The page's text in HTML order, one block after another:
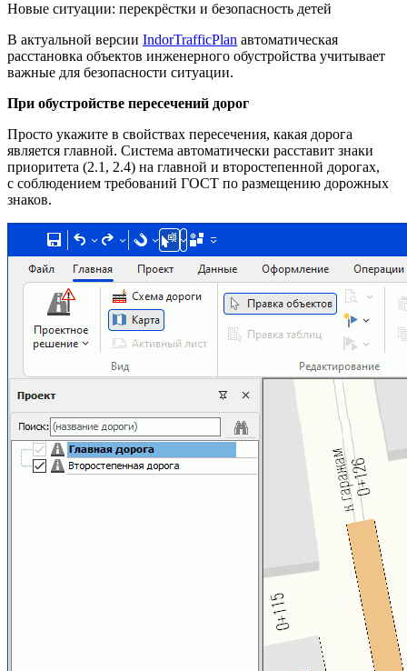
Новые ситуации: перекрёстки и безопасность детей
В актуальной версии IndorTrafficPlan автоматическая
расстановка объектов инженерного обустройства учитывает
важные для безопасности ситуации.
При обустройстве пересечений дорог
Просто укажите в свойствах пересечения, какая дорога
является главной. Система автоматически расставит знаки
приоритета (2.1, 2.4) на главной и второстепенной дорогах,
с соблюдением требований ГОСТ по размещению дорожных
знаков.